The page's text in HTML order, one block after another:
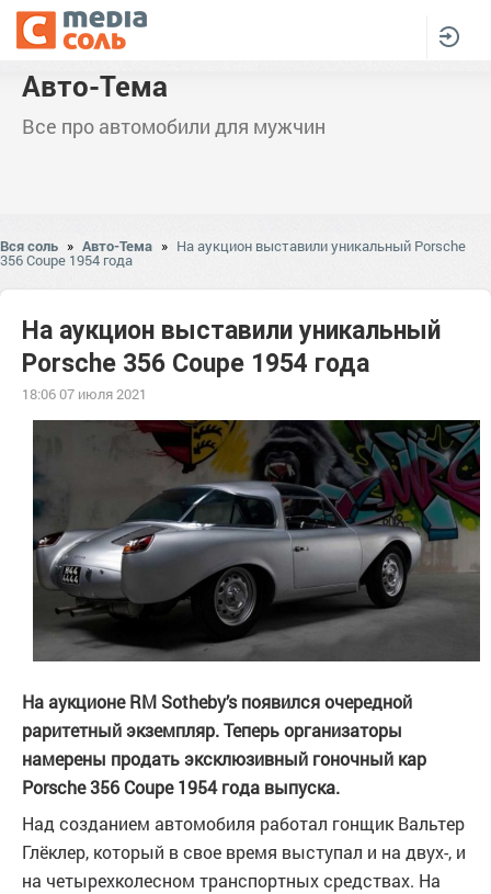
Авто-Тема
Все про автомобили для мужчин
Вся соль » Авто-Тема » На аукцион выставили уникальный Porsche
356 Coupe 1954 года
На аукцион выставили уникальный
Porsche 356 Coupe 1954 года
18:06 07 июля 2021
На аукционе RM Sotheby’s появился очередной
раритетный экземпляр. Теперь организаторы
намерены продать эксклюзивный гоночный кар
Porsche 356 Coupe 1954 года выпуска.
Над созданием автомобиля работал гонщик Вальтер
Глёклер, который в свое время выступал и на двух-, и
на четырехколесном транспортных средствах. На